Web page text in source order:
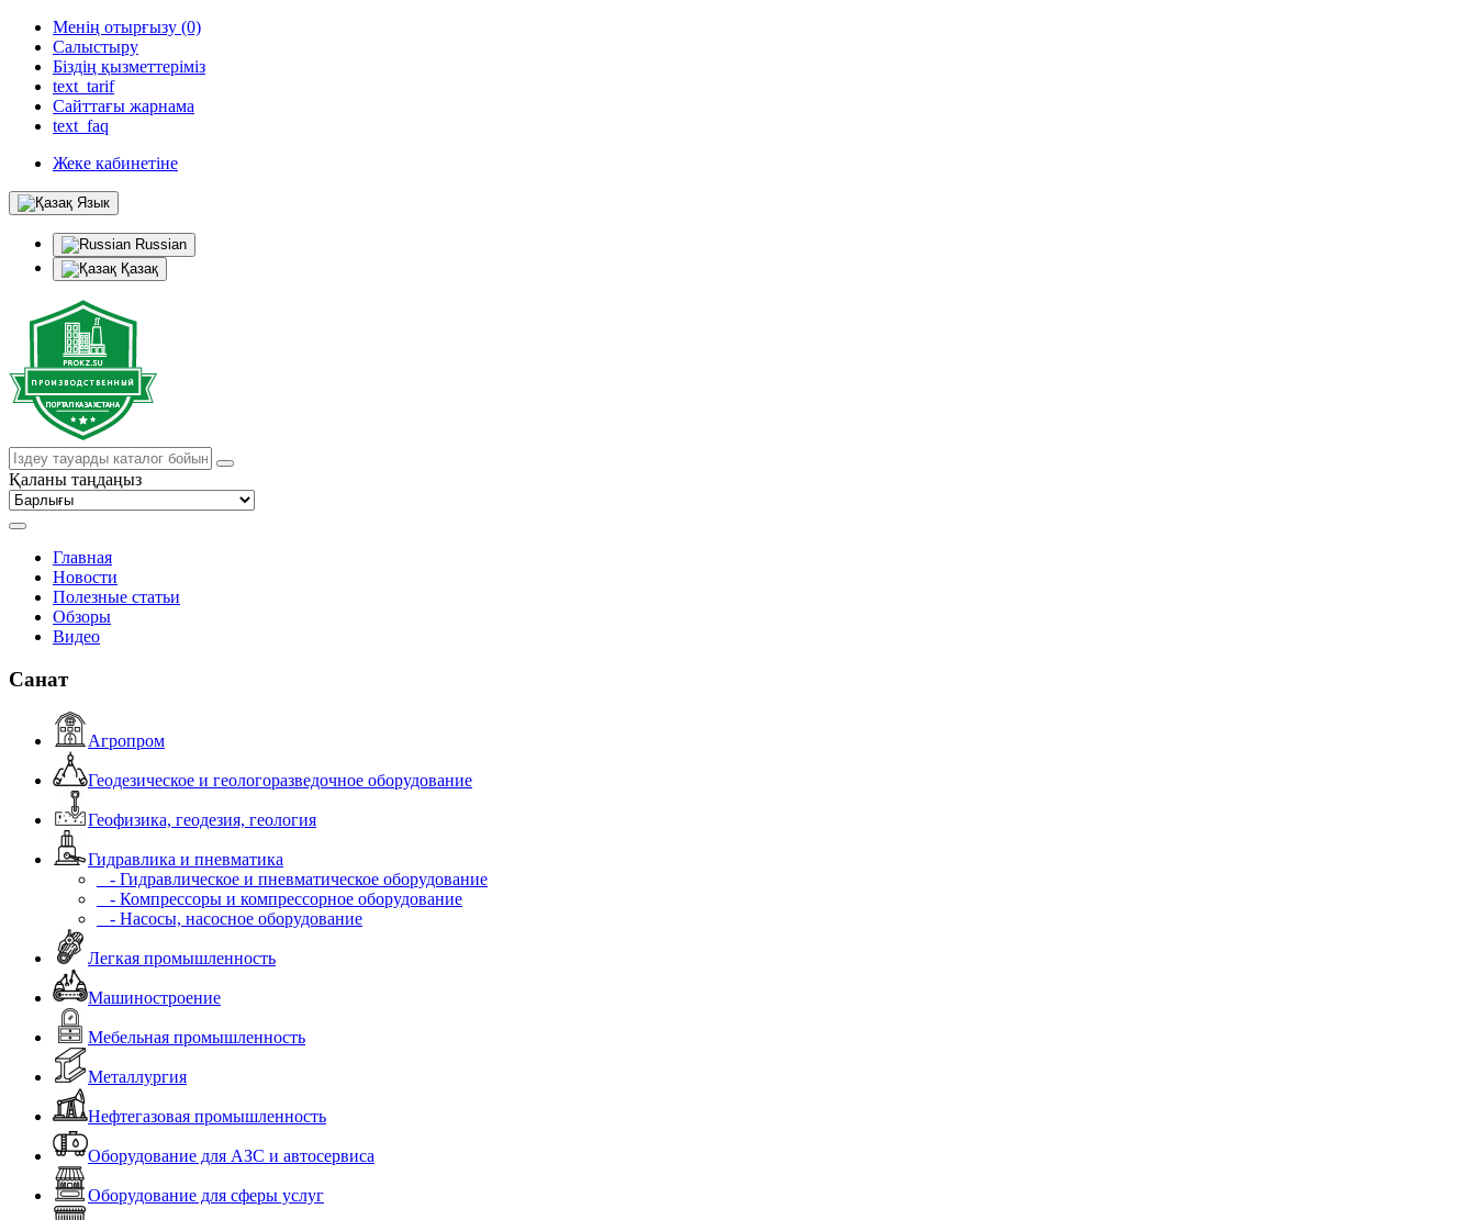
Менің отырғызу (0)
Салыстыру
Біздің қызметтеріміз
text_tarif
Сайттағы жарнама
text_faq
Жеке кабинетіне
Язык
Russian
Қазақ
Қаланы таңдаңыз
Главная
Новости
Полезные статьи
Обзоры
Видео
Санат
Агропром
Геодезическое и геологоразведочное оборудование
Геофизика, геодезия, геология
Гидравлика и пневматика
- Гидравлическое и пневматическое оборудование
- Компрессоры и компрессорное оборудование
- Насосы, насосное оборудование
Легкая промышленность
Машиностроение
Мебельная промышленность
Металлургия
Нефтегазовая промышленность
Оборудование для АЗС и автосервиса
Оборудование для сферы услуг